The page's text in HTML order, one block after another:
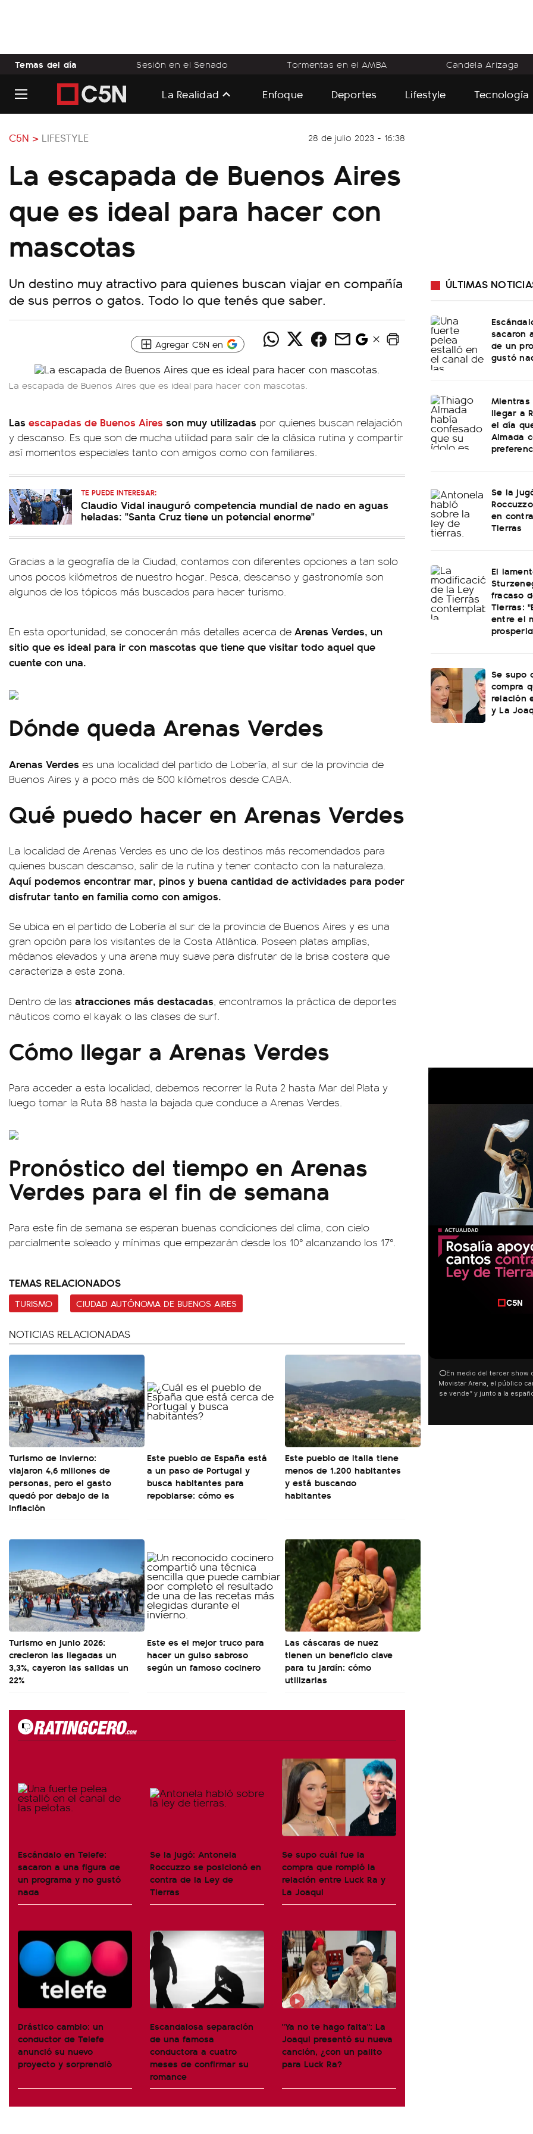
Temas del día Sesión en el Senado Tormentas en el AMBA Candela Arizaga
La Realidad Enfoque Deportes Lifestyle Tecnología
C5N > LIFESTYLE 28 de julio 2023 - 16:38
La escapada de Buenos Aires
que es ideal para hacer con
mascotas
Un destino muy atractivo para quienes buscan viajar en compañía
de sus perros o gatos. Todo lo que tenés que saber.
Agregar C5N en
La escapada de Buenos Aires que es ideal para hacer con mascotas.
Las escapadas de Buenos Aires son muy utilizadas por quienes buscan relajación
y descanso. Es que son de mucha utilidad para salir de la clásica rutina y compartir
así momentos especiales tanto con amigos como con familiares.
TE PUEDE INTERESAR:
Claudio Vidal inauguró competencia mundial de nado en aguas
heladas: "Santa Cruz tiene un potencial enorme"
Gracias a la geografía de la Ciudad, contamos con diferentes opciones a tan solo
unos pocos kilómetros de nuestro hogar. Pesca, descanso y gastronomía son
algunos de los tópicos más buscados para hacer turismo.
En esta oportunidad, se conocerán más detalles acerca de Arenas Verdes, un
sitio que es ideal para ir con mascotas que tiene que visitar todo aquel que
cuente con una.
Dónde queda Arenas Verdes
Arenas Verdes es una localidad del partido de Lobería, al sur de la provincia de
Buenos Aires y a poco más de 500 kilómetros desde CABA.
Qué puedo hacer en Arenas Verdes
La localidad de Arenas Verdes es uno de los destinos más recomendados para
quienes buscan descanso, salir de la rutina y tener contacto con la naturaleza.
Aquí podemos encontrar mar, pinos y buena cantidad de actividades para poder
disfrutar tanto en familia como con amigos.
Se ubica en el partido de Lobería al sur de la provincia de Buenos Aires y es una
gran opción para los visitantes de la Costa Atlántica. Poseen platas amplías,
médanos elevados y una arena muy suave para disfrutar de la brisa costera que
caracteriza a esta zona.
Dentro de las atracciones más destacadas, encontramos la práctica de deportes
náuticos como el kayak o las clases de surf.
Cómo llegar a Arenas Verdes
Para acceder a esta localidad, debemos recorrer la Ruta 2 hasta Mar del Plata y
luego tomar la Ruta 88 hasta la bajada que conduce a Arenas Verdes.
Pronóstico del tiempo en Arenas
Verdes para el fin de semana
Para este fin de semana se esperan buenas condiciones del clima, con cielo
parcialmente soleado y mínimas que empezarán desde los 10° alcanzando los 17°.
TEMAS RELACIONADOS
TURISMO CIUDAD AUTÓNOMA DE BUENOS AIRES
NOTICIAS RELACIONADAS
Turismo de invierno:
viajaron 4,6 millones de
personas, pero el gasto
quedó por debajo de la
inflación
Este pueblo de España está
a un paso de Portugal y
busca habitantes para
repoblarse: cómo es
Este pueblo de Italia tiene
menos de 1.200 habitantes
y está buscando
habitantes
Turismo en junio 2026:
crecieron las llegadas un
3,3%, cayeron las salidas un
22%
Este es el mejor truco para
hacer un guiso sabroso
según un famoso cocinero
Las cáscaras de nuez
tienen un beneficio clave
para tu jardín: cómo
utilizarlas
Escándalo en Telefe:
sacaron a una figura de
un programa y no gustó
nada
Se la jugó: Antonela
Roccuzzo se posicionó en
contra de la Ley de
Tierras
Se supo cuál fue la
compra que rompió la
relación entre Luck Ra y
La Joaqui
Drástico cambio: un
conductor de Telefe
anunció su nuevo
proyecto y sorprendió
Escandalosa separación
de una famosa
conductora a cuatro
meses de confirmar su
romance
"Ya no te hago falta": La
Joaqui presentó su nueva
canción, ¿con un palito
para Luck Ra?
ÚLTIMAS
sacaron
de un
gustó
Mientras
llegar a
el día
Almada
Se la
en
Tierras
El
fracaso
Tierras:
entre el
Se supo
compra
relación
y La
00:00
Movistar Arena, el público cantó “la patria no
se vende” y junto a la española. El momento
ocurrió a dos días de la votación de la Ley de
Tierras.
Con una proyección
distintas
manifestaron su
pudo ver cómo
este 6 de agosto con